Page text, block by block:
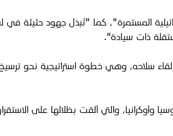
المستمرة"، كما "تُبذل جهود حثيثة في
ذات سيادة".
سلاحه، وهي خطوة استراتيجية نحو
والتي ألقت بظلالها على